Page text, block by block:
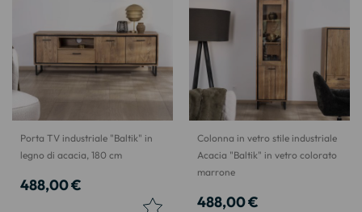
Porta TV industriale "Baltik" in
legno di acacia, 180 cm
488,00 €
Colonna in vetro stile industriale
Acacia "Baltik" in vetro colorato
marrone
488,00 €